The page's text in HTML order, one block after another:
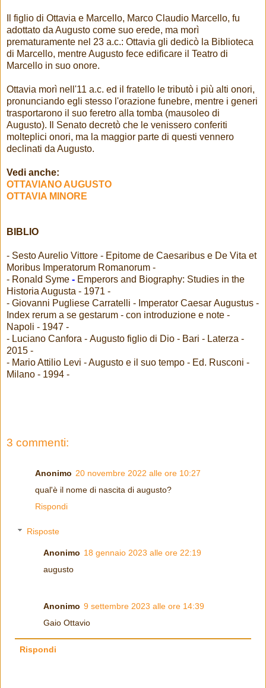
Il figlio di Ottavia e Marcello, Marco Claudio Marcello, fu
adottato da Augusto come suo erede, ma morì
prematuramente nel 23 a.c.: Ottavia gli dedicò la Biblioteca
di Marcello, mentre Augusto fece edificare il Teatro di
Marcello in suo onore.
Ottavia morì nell'11 a.c. ed il fratello le tributò i più alti onori,
pronunciando egli stesso l'orazione funebre, mentre i generi
trasportarono il suo feretro alla tomba (mausoleo di
Augusto). Il Senato decretò che le venissero conferiti
molteplici onori, ma la maggior parte di questi vennero
declinati da Augusto.
Vedi anche:
OTTAVIANO AUGUSTO
OTTAVIA MINORE
BIBLIO
- Sesto Aurelio Vittore - Epitome de Caesaribus e De Vita et
Moribus Imperatorum Romanorum -
- Ronald Syme - Emperors and Biography: Studies in the
Historia Augusta - 1971 -
- Giovanni Pugliese Carratelli - Imperator Caesar Augustus -
Index rerum a se gestarum - con introduzione e note -
Napoli - 1947 -
- Luciano Canfora - Augusto figlio di Dio - Bari - Laterza -
2015 -
- Mario Attilio Levi - Augusto e il suo tempo - Ed. Rusconi -
Milano - 1994 -
3 commenti:
Anonimo 20 novembre 2022 alle ore 10:27
qual'è il nome di nascita di augusto?
Rispondi
Risposte
Anonimo 18 gennaio 2023 alle ore 22:19
augusto
Anonimo 9 settembre 2023 alle ore 14:39
Gaio Ottavio
Rispondi